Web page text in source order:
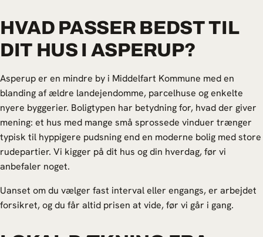
HVAD PASSER BEDST TIL
DIT HUS I ASPERUP?
Asperup er en mindre by i Middelfart Kommune med en
blanding af ældre landejendomme, parcelhuse og enkelte
nyere byggerier. Boligtypen har betydning for, hvad der giver
mening: et hus med mange små sprossede vinduer trænger
typisk til hyppigere pudsning end en moderne bolig med store
rudepartier. Vi kigger på dit hus og din hverdag, før vi
anbefaler noget.
Uanset om du vælger fast interval eller engangs, er arbejdet
forsikret, og du får altid prisen at vide, før vi går i gang.